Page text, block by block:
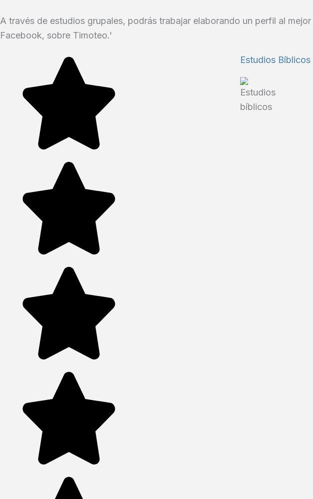
A través de estudios grupales, podrás trabajar elaborando un perfil al mejor
Facebook, sobre Timoteo.'
Estudios Bíblicos